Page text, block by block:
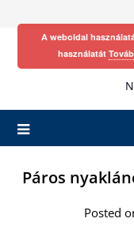
Páros
Posted
A weboldal
használatát